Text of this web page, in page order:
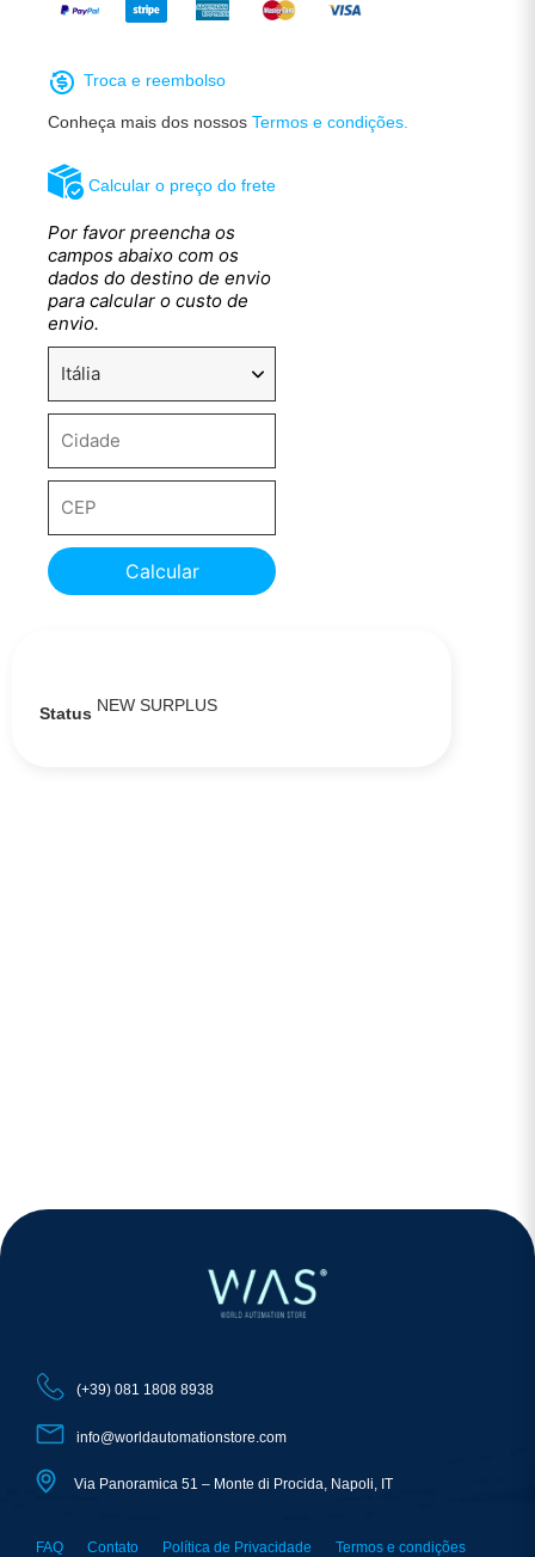
Calcular o preço do frete
Por favor preencha os
campos abaixo com os
dados do destino de envio
para calcular o custo de
envio.
Calcular
Troca e reembolso
Conheça mais dos nossos Termos e condições.
Status NEW SURPLUS
(+39) 081 1808 8938
info@worldautomationstore.com
Via Panoramica 51 – Monte di Procida, Napoli, IT
FAQ Contato Política de Privacidade Termos e condições